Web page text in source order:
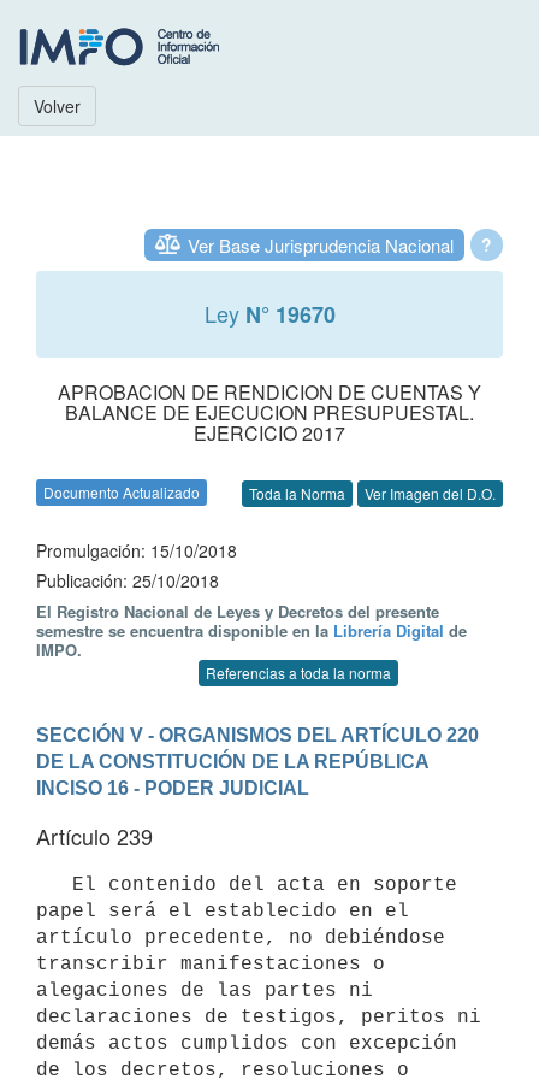
Volver
?
Ver Base Jurisprudencia Nacional
Ley N° 19670
APROBACION DE RENDICION DE CUENTAS Y
BALANCE DE EJECUCION PRESUPUESTAL.
EJERCICIO 2017
Documento Actualizado Toda la Norma Ver Imagen del D.O.
Promulgación: 15/10/2018
Publicación: 25/10/2018
El Registro Nacional de Leyes y Decretos del presente
semestre se encuentra disponible en la Librería Digital de
IMPO.
Referencias a toda la norma
SECCIÓN V - ORGANISMOS DEL ARTÍCULO 220
DE LA CONSTITUCIÓN DE LA REPÚBLICA
INCISO 16 - PODER JUDICIAL
Artículo 239
papel será el establecido en el
artículo precedente, no debiéndose
transcribir manifestaciones o
alegaciones de las partes ni
declaraciones de testigos, peritos ni
demás actos cumplidos con excepción
de los decretos, resoluciones o